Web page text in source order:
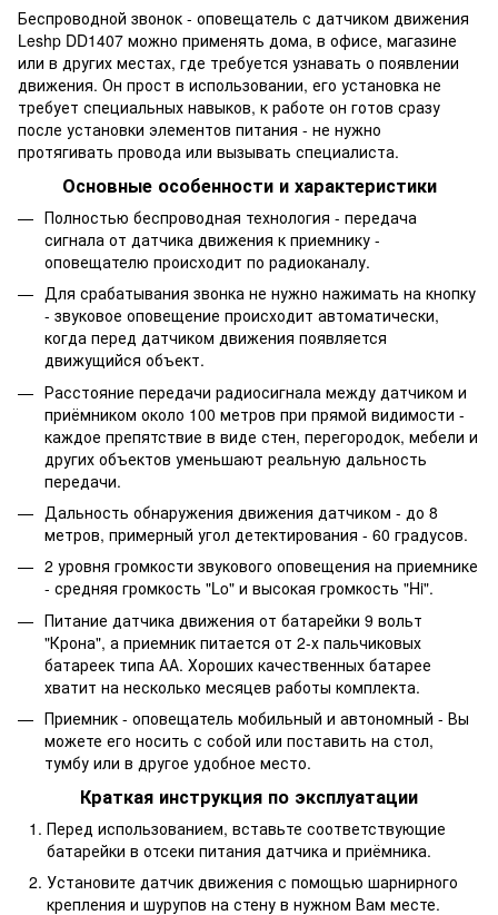
Беспроводной звонок - оповещатель с датчиком движения
Leshp DD1407 можно применять дома, в офисе, магазине
или в других местах, где требуется узнавать о появлении
движения. Он прост в использовании, его установка не
требует специальных навыков, к работе он готов сразу
после установки элементов питания - не нужно
протягивать провода или вызывать специалиста.
Основные особенности и характеристики
Полностью беспроводная технология - передача
сигнала от датчика движения к приемнику -
оповещателю происходит по радиоканалу.
Для срабатывания звонка не нужно нажимать на кнопку
- звуковое оповещение происходит автоматически,
когда перед датчиком движения появляется
движущийся объект.
Расстояние передачи радиосигнала между датчиком и
приёмником около 100 метров при прямой видимости -
каждое препятствие в виде стен, перегородок, мебели и
других объектов уменьшают реальную дальность
передачи.
Дальность обнаружения движения датчиком - до 8
метров, примерный угол детектирования - 60 градусов.
2 уровня громкости звукового оповещения на приемнике
- средняя громкость "Lo" и высокая громкость "Hi".
Питание датчика движения от батарейки 9 вольт
"Крона", а приемник питается от 2-х пальчиковых
батареек типа АА. Хороших качественных батарее
хватит на несколько месяцев работы комплекта.
Приемник - оповещатель мобильный и автономный - Вы
можете его носить с собой или поставить на стол,
тумбу или в другое удобное место.
Краткая инструкция по эксплуатации
Перед использованием, вставьте соответствующие
батарейки в отсеки питания датчика и приёмника.
Установите датчик движения с помощью шарнирного
крепления и шурупов на стену в нужном Вам месте.